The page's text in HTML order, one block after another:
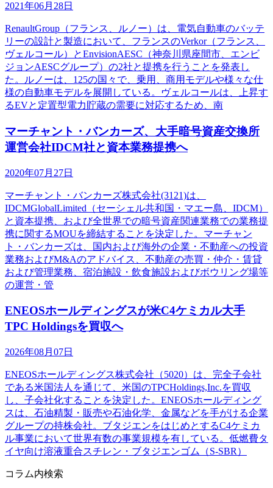
2021年06月28日
RenaultGroup（フランス、ルノー）は、電気自動車のバッテ
リーの設計と製造において、フランスのVerkor（フランス、
ヴェルコール）とEnvisionAESC（神奈川県座間市、エンビ
ジョンAESCグループ）の2社と提携を行うことを発表し
た。ルノーは、125の国々で、乗用、商用モデルや様々な仕
様の自動車モデルを展開している。ヴェルコールは、上昇す
るEVと定置型電力貯蔵の需要に対応するため、南
マーチャント・バンカーズ、大手暗号資産交換所
運営会社IDCM社と資本業務提携へ
2020年07月27日
マーチャント・バンカーズ株式会社(3121)は、
IDCMGlobalLimited（セーシェル共和国・マエー島、IDCM）
と資本提携、および全世界での暗号資産関連業務での業務提
携に関するMOUを締結することを決定した。マーチャン
ト・バンカーズは、国内および海外の企業・不動産への投資
業務およびM&Aのアドバイス、不動産の売買・仲介・賃貸
および管理業務、宿泊施設・飲食施設およびボウリング場等
の運営・管
ENEOSホールディングスが米C4ケミカル大手
TPC Holdingsを買収へ
2026年08月07日
ENEOSホールディングス株式会社（5020）は、完全子会社
である米国法人を通じて、米国のTPCHoldings,Inc.を買収
し、子会社化することを決定した。ENEOSホールディング
スは、石油精製・販売や石油化学、金属などを手がける企業
グループの持株会社。ブタジエンをはじめとするC4ケミカ
ル事業において世界有数の事業規模を有している。低燃費タ
イヤ向け溶液重合スチレン・ブタジエンゴム（S-SBR）
コラム内検索